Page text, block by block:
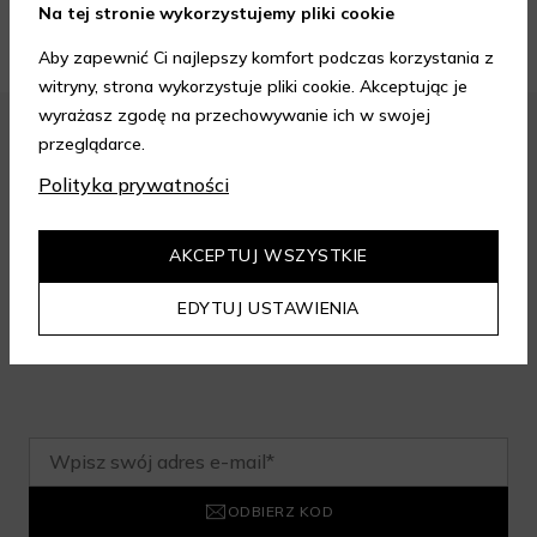
Zapisz się do newslettera i odbierz
rabat na aelia.pl:
ODBIERZ KOD
Na tej stronie wykorzystujemy pliki cookie
Aby zapewnić Ci najlepszy komfort podczas korzystania z
witryny, strona wykorzystuje pliki cookie. Akceptując je
wyrażasz zgodę na przechowywanie ich w swojej
przeglądarce.
Polityka prywatności
EDYTUJ USTAWIENIA
AKCEPTUJ WSZYSTKIE